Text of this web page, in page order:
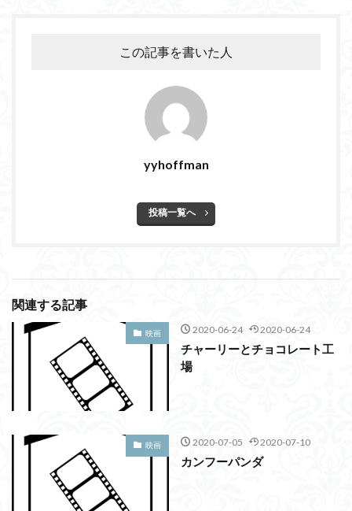
この記事を書いた人
yyhoffman
投稿一覧へ
関連する記事
映画 2020-06-24 2020-06-24
チャーリーとチョコレート工
場
映画 2020-07-05 2020-07-10
カンフーパンダ